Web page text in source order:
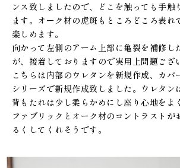
ンス致しましたので、どこを触っても手触
ます。オーク材の虎斑もところどころ表れ
楽しめます。
向かって左側のアーム上部に亀裂を補修し
が、接着しておりますので実用上問題ござ
こちらは内部のウレタンを新規作成、カバ
シリーズで新規作成致しました。ウレタン
背もたれは少し柔らかめにし座り心地をよ
ファブリックとオーク材のコントラストが
るくしてくれそうです。